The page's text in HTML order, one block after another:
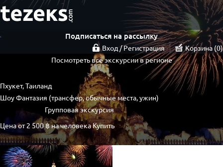
Подписаться на рассылку
Вход / Регистрация Корзина 0
Посмотреть все экскурсии в регионе
Пхукет, Таиланд
Шоу Фантазия (трансфер, обычные места, ужин)
Групповая экскурсия
Цена от 2 500 ฿на человекаКупить